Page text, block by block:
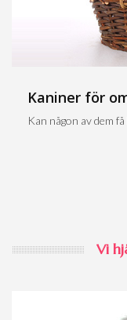
Kaniner för
Kan någon av dem få
Vi